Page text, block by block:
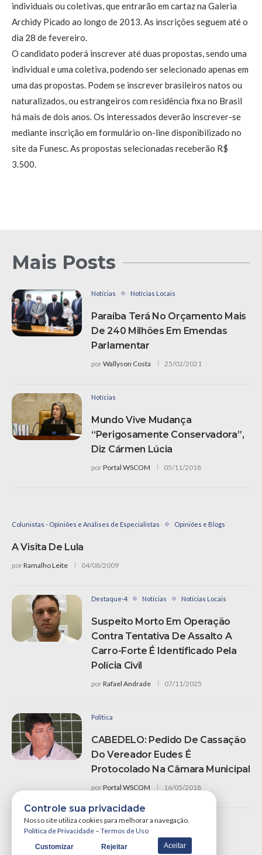
individuais ou coletivas, que entrarão em cartaz na Galeria
Archidy Picado ao longo de 2013. As inscrições seguem até o
dia 28 de fevereiro.
O candidato poderá inscrever até duas propostas, sendo uma
individual e uma coletiva, podendo ser selecionado apenas em
uma das propostas. Podem se inscrever brasileiros natos ou
naturalizados, ou estrangeiros com residência fixa no Brasil
há mais de dois anos. Os interessados deverão inscrever-se
mediante inscrição em formulário on-line disponibilizado no
site da Funesc. As propostas selecionadas receberão R$
3.500.
Mais Posts
Notícias Notícias Locais
Paraíba Terá No Orçamento Mais
De 240 Milhões Em Emendas
Parlamentar
porWallyson Costa 25/02/2021
Notícias
Mundo Vive Mudança
“perigosamente Conservadora”,
Diz Cármen Lúcia
porPortal WSCOM 05/11/2018
Colunistas - Opiniões e Análises de Especialistas Opiniões e Blogs
A Visita De Lula
porRamalho Leite 04/08/2009
Destaque-4 Notícias Notícias Locais
Suspeito Morto Em Operação
Contra Tentativa De Assalto A
Carro-Forte É Identificado Pela
Polícia Civil
porRafael Andrade 07/11/2025
Política
CABEDELO: Pedido De Cassação
Do Vereador Eudes É
Protocolado Na Câmara Municipal
porPortal WSCOM 16/05/2018
Notícias
Controle sua privacidade
Nosso site utiliza cookies para melhorar a navegação.
Política de Privacidade – Termos de Uso
Customizar Rejeitar Aceitar